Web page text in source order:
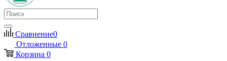
Сравнение0
Отложенные 0
Корзина 0